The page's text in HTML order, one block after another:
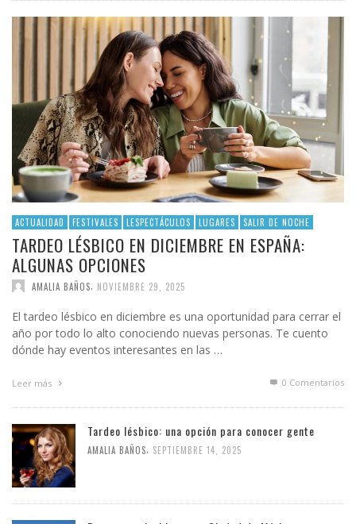
ACTUALIDAD FESTIVALES LESPECTÁCULOS LUGARES SALIR DE NOCHE
TARDEO LÉSBICO EN DICIEMBRE EN ESPAÑA:
ALGUNAS OPCIONES
AMALIA BAÑOS NOVIEMBRE 29, 2025
El tardeo lésbico en diciembre es una oportunidad para cerrar el
año por todo lo alto conociendo nuevas personas. Te cuento
dónde hay eventos interesantes en las …
Leer más 0 Comentarios
Tardeo lésbico: una opción para conocer gente
AMALIA BAÑOS, SEPTIEMBRE 14, 2025